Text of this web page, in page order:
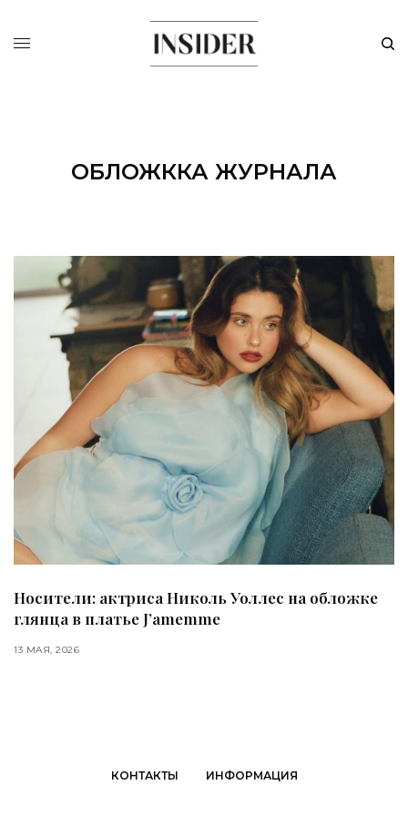
ОБЛОЖККА ЖУРНАЛА
Носители: актриса Николь Уоллес на обложке
глянца в платье J’amemme
13 МАЯ, 2026
КОНТАКТЫ ИНФОРМАЦИЯ